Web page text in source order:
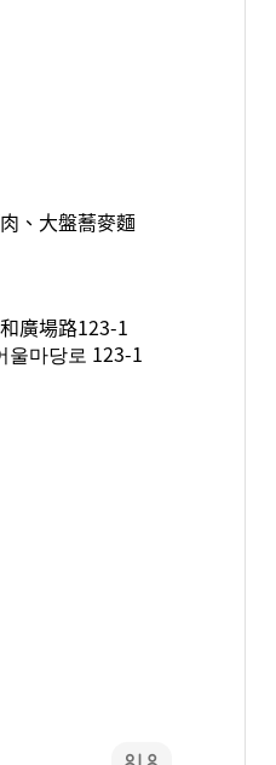
、大盤蕎麥麵
廣場路123-1
울마당로 123-1